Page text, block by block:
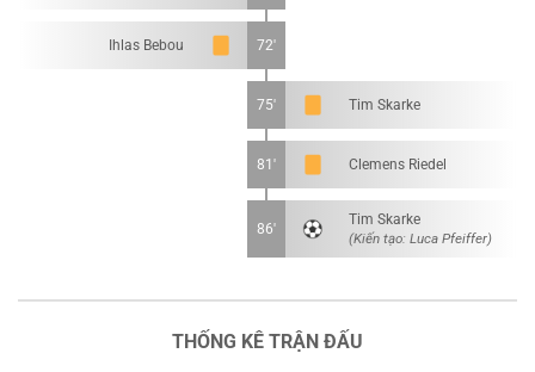
Ihlas Bebou 72'
75' Tim Skarke
81' Clemens Riedel
86'
Tim Skarke
(Kiến tạo: Luca Pfeiffer)
THỐNG KÊ TRẬN ĐẤU